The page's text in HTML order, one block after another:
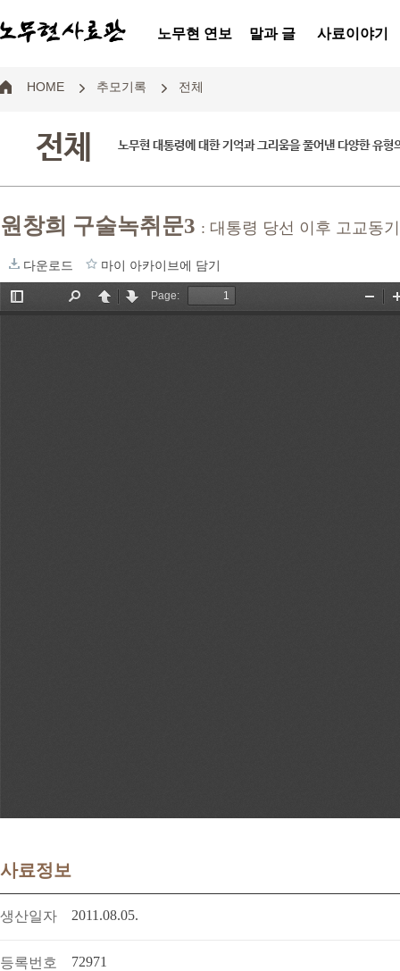
노무현 연보 말과 글 사료이야기
HOME 추모기록 전체
전체 노무현 대통령에 대한 기억과 그리움을 풀어낸 다양한 유형
원창희 구술녹취문3 : 대통령 당선 이후 고교동
다운로드 마이 아카이브에 담기
사료정보
생산일자 2011.08.05.
등록번호 72971